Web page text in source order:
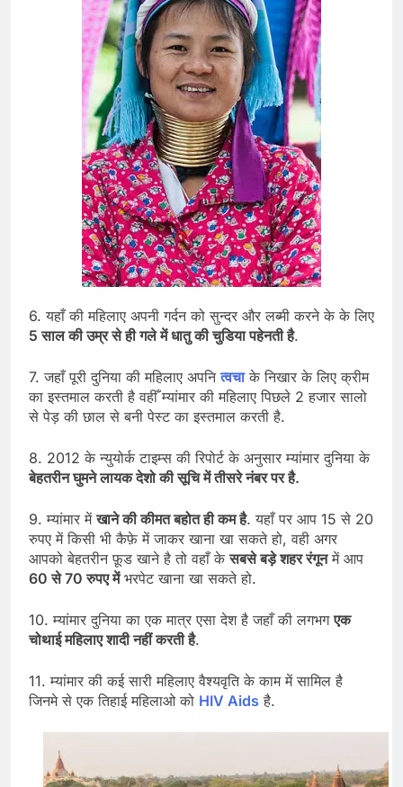
6. यहाँ की महिलाए अपनी गर्दन को सुन्दर और लब्मी करने के के लिए
5 साल की उम्र से ही गले में धातु की चुडिया पहेनती है.
7. जहाँ पूरी दुनिया की महिलाए अपनित्वचाके निखार के लिए क्रीम
का इस्तमाल करती है वहीँ म्यांमार की महिलाए पिछले 2 हजार सालो
से पेड़ की छाल से बनी पेस्ट का इस्तमाल करती है.
8. 2012 के न्युयोर्क टाइम्स की रिपोर्ट के अनुसार म्यांमार दुनिया के
बेहतरीन घुमने लायक देशो की सूचि में तीसरे नंबर पर है.
9. म्यांमार मेंखाने की कीमत बहोत ही कम है. यहाँ पर आप 15 से 20
रुपए में किसी भी कैफ़े में जाकर खाना खा सकते हो, वही अगर
आपको बेहतरीन फ़ूड खाने है तो वहाँ केसबसे बड़े शहर रंगूनमें आप
60 से 70 रुपए मेंभरपेट खाना खा सकते हो.
10. म्यांमार दुनिया का एक मात्र एसा देश है जहाँ की लगभगएक
चोथाई महिलाए शादी नहीं करती है.
11. म्यांमार की कई सारी महिलाए वैश्यवृति के काम में सामिल है
जिनमे से एक तिहाई महिलाओ को HIV Aids है.